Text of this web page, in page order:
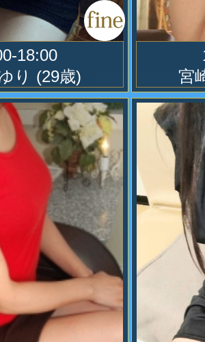
割引（おまけ割）
円引き
つ、ぞろ目で1000円割引
ス マーヴェラス３
００円
ラベル【time travel】
アー出勤
18:00
り (29歳)
宮